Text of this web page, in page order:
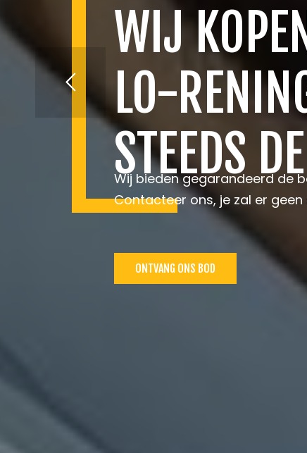
WIJ
LO-
STEEDS
Wij bieden gegarandeerd de
Contacteer ons, je zal er geen
ONTVANG ONS BOD